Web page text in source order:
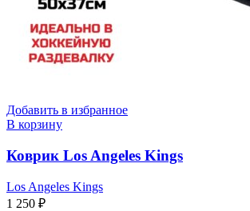
Добавить в избранное
В корзину
Коврик Los Angeles Kings
Los Angeles Kings
1 250 ₽